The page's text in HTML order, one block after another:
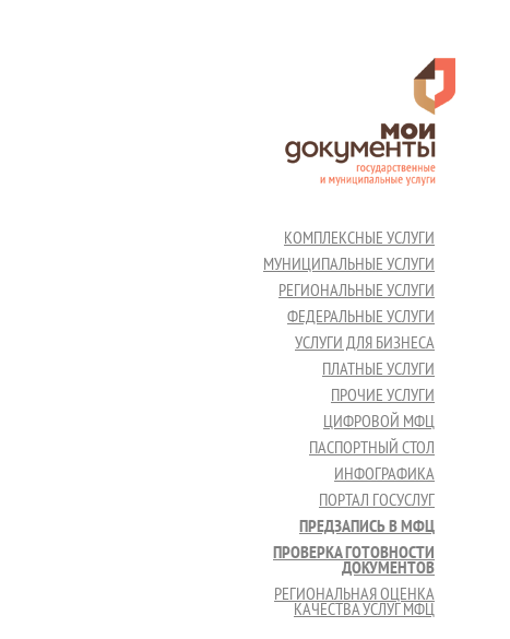
КОМПЛЕКСНЫЕ УСЛУГИ
МУНИЦИПАЛЬНЫЕ УСЛУГИ
РЕГИОНАЛЬНЫЕ УСЛУГИ
ФЕДЕРАЛЬНЫЕ УСЛУГИ
УСЛУГИ ДЛЯ БИЗНЕСА
ПЛАТНЫЕ УСЛУГИ
ПРОЧИЕ УСЛУГИ
ЦИФРОВОЙ МФЦ
ПАСПОРТНЫЙ СТОЛ
ИНФОГРАФИКА
ПОРТАЛ ГОСУСЛУГ
ПРЕДЗАПИСЬ В МФЦ
ПРОВЕРКА ГОТОВНОСТИ
ДОКУМЕНТОВ
РЕГИОНАЛЬНАЯ ОЦЕНКА
КАЧЕСТВА УСЛУГ МФЦ